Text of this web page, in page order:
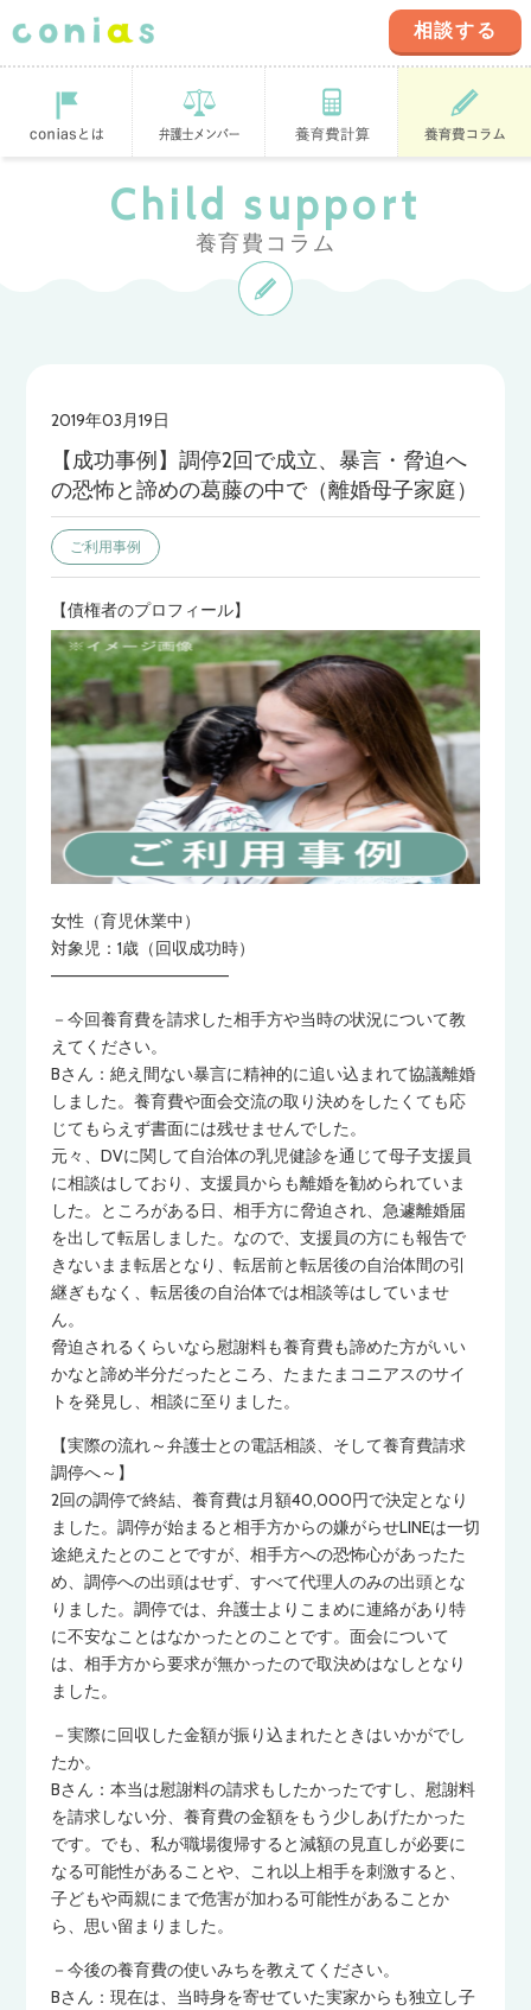
ール
相談する
Child support
養育費コラム
2019年03月19日
【成功事例】調停2回で成立、暴言・脅迫へ
の恐怖と諦めの葛藤の中で（離婚母子家庭）
ご利用事例
【債権者のプロフィール】
女性（育児休業中）
対象児：1歳（回収成功時）
———————————————
－今回養育費を請求した相手方や当時の状況について教
えてください。
Bさん：絶え間ない暴言に精神的に追い込まれて協議離婚
しました。養育費や面会交流の取り決めをしたくても応
じてもらえず書面には残せませんでした。
元々、DVに関して自治体の乳児健診を通じて母子支援員
に相談はしており、支援員からも離婚を勧められていま
した。ところがある日、相手方に脅迫され、急遽離婚届
を出して転居しました。なので、支援員の方にも報告で
きないまま転居となり、転居前と転居後の自治体間の引
継ぎもなく、転居後の自治体では相談等はしていませ
ん。
脅迫されるくらいなら慰謝料も養育費も諦めた方がいい
かなと諦め半分だったところ、たまたまコニアスのサイ
トを発見し、相談に至りました。
【実際の流れ～弁護士との電話相談、そして養育費請求
調停へ～】
2回の調停で終結、養育費は月額40,000円で決定となり
ました。調停が始まると相手方からの嫌がらせLINEは一切
途絶えたとのことですが、相手方への恐怖心があったた
め、調停への出頭はせず、すべて代理人のみの出頭とな
りました。調停では、弁護士よりこまめに連絡があり特
に不安なことはなかったとのことです。面会について
は、相手方から要求が無かったので取決めはなしとなり
ました。
－実際に回収した金額が振り込まれたときはいかがでし
たか。
Bさん：本当は慰謝料の請求もしたかったですし、慰謝料
を請求しない分、養育費の金額をもう少しあげたかった
です。でも、私が職場復帰すると減額の見直しが必要に
なる可能性があることや、これ以上相手を刺激すると、
子どもや両親にまで危害が加わる可能性があることか
ら、思い留まりました。
－今後の養育費の使いみちを教えてください。
Bさん：現在は、当時身を寄せていた実家からも独立し子